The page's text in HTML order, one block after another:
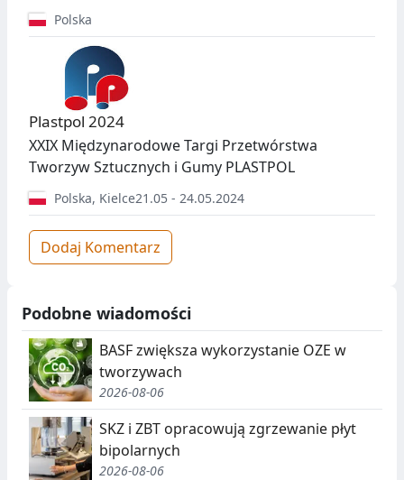
Polska
Plastpol 2024
XXIX Międzynarodowe Targi Przetwórstwa
Tworzyw Sztucznych i Gumy PLASTPOL
Polska, Kielce21.05 - 24.05.2024
Dodaj Komentarz
Podobne wiadomości
BASF zwiększa wykorzystanie OZE w
tworzywach
2026-08-06
SKZ i ZBT opracowują zgrzewanie płyt
bipolarnych
2026-08-06